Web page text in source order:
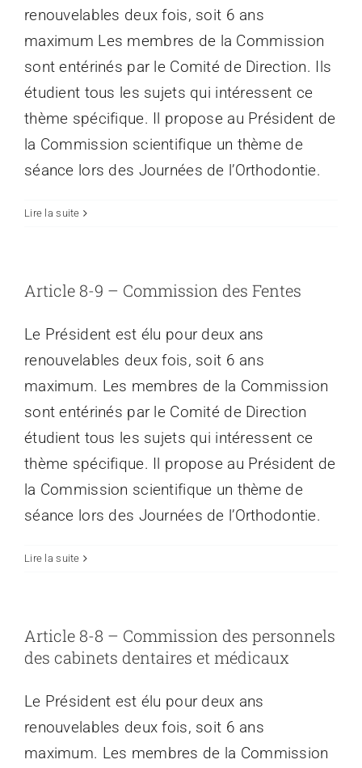
renouvelables deux fois, soit 6 ans
maximum Les membres de la Commission
sont entérinés par le Comité de Direction. Ils
étudient tous les sujets qui intéressent ce
thème spécifique. Il propose au Président de
la Commission scientifique un thème de
séance lors des Journées de l’Orthodontie.
Lire la suite
Article 8-9 – Commission des Fentes
Le Président est élu pour deux ans
renouvelables deux fois, soit 6 ans
maximum. Les membres de la Commission
sont entérinés par le Comité de Direction
étudient tous les sujets qui intéressent ce
thème spécifique. Il propose au Président de
la Commission scientifique un thème de
séance lors des Journées de l’Orthodontie.
Lire la suite
Article 8-8 – Commission des personnels
des cabinets dentaires et médicaux
Le Président est élu pour deux ans
renouvelables deux fois, soit 6 ans
maximum. Les membres de la Commission